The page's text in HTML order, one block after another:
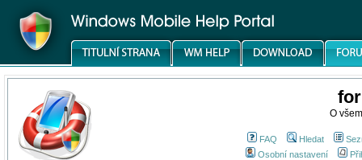
O
FAQ Hledat
Osobní nastavení